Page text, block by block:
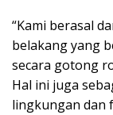
“Kami berasal
belakang yang
secara gotong
Hal ini juga
lingkungan dan